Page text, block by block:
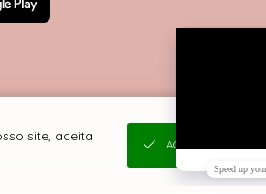
site, aceita
ACEITAR E FECHAR